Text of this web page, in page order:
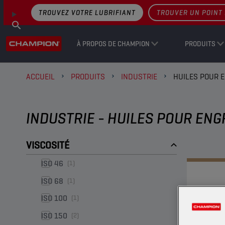
À PROPOS DE CHAMPION PRODUITS
TROUVEZ VOTRE LUBRIFIANT TROUVER UN POINT
ACCUEIL PRODUITS INDUSTRIE HUILES POUR
INDUSTRIE - HUILES POUR
VISCOSITÉ
ISO 46 (1)
ISO 68 (1)
ISO 100 (1)
ISO 150 (2)